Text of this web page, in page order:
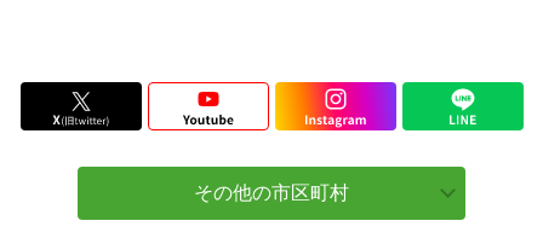
その他の市区町村